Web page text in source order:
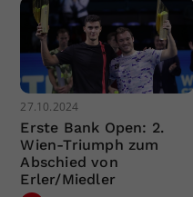
27.10.2024
Erste Bank Open: 2.
Wien-Triumph zum
Abschied von
Erler/Miedler